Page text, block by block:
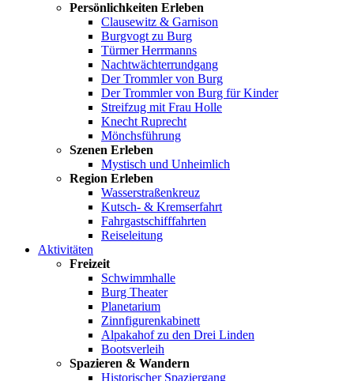
Persönlichkeiten Erleben
Clausewitz & Garnison
Burgvogt zu Burg
Türmer Herrmanns
Nachtwächterrundgang
Der Trommler von Burg
Der Trommler von Burg für Kinder
Streifzug mit Frau Holle
Knecht Ruprecht
Mönchsführung
Szenen Erleben
Mystisch und Unheimlich
Region Erleben
Wasserstraßenkreuz
Kutsch- & Kremserfahrt
Fahrgastschifffahrten
Reiseleitung
Aktivitäten
Freizeit
Schwimmhalle
Burg Theater
Planetarium
Zinnfigurenkabinett
Alpakahof zu den Drei Linden
Bootsverleih
Spazieren & Wandern
Historischer Spaziergang